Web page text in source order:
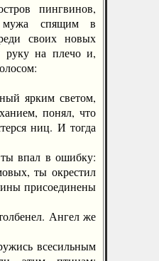
пингвинов,
мужа спящим в
своих новых
на плечо и,
ярким светом,
понял, что
ниц. И тогда
впал в ошибку:
ты окрестил
присоединены
Ангел же
всесильным